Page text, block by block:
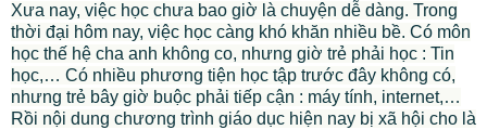
Xưa nay, việc học chưa bao giờ là chuyện dễ dàng. Trong
thời đại hôm nay, việc học càng khó khăn nhiều bề. Có môn
học thế hệ cha anh không co, nhưng giờ trẻ phải học : Tin
học,… Có nhiều phương tiện học tập trước đây không có,
nhưng trẻ bây giờ buộc phải tiếp cận : máy tính, internet,…
Rồi nội dung chương trình giáo dục hiện nay bị xã hội cho là